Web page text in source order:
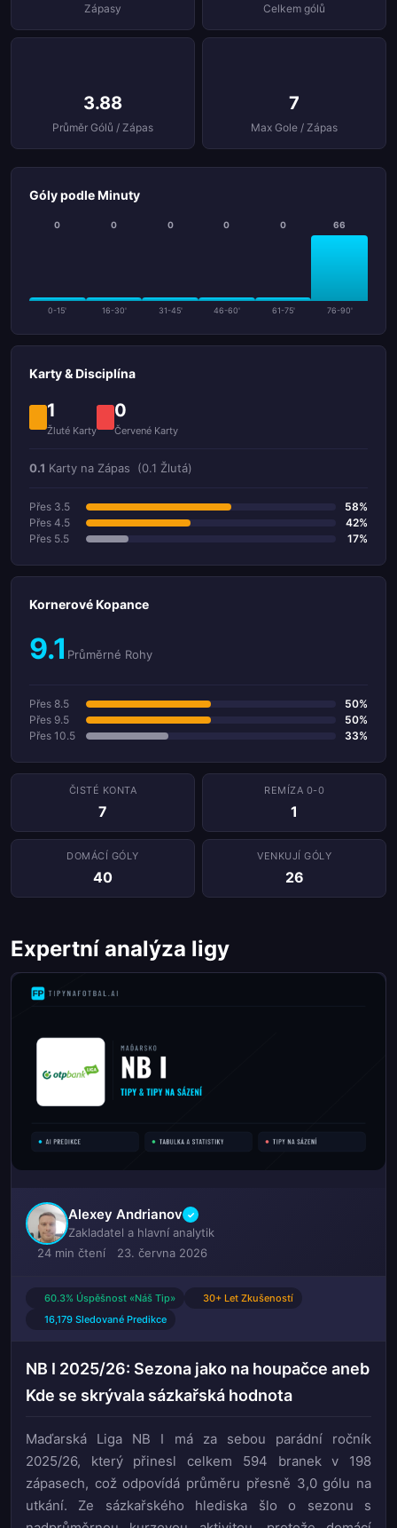
Zápasy Celkem gólů
3.88
Průměr Gólů / Zápas
7
Max Gole / Zápas
Góly podle Minuty
0
0-15'
0
16-30'
0
31-45'
0
46-60'
0
61-75'
66
76-90'
Karty & Disciplína
1
Žluté Karty
0
Červené Karty
0.1 Karty na Zápas (0.1 Žlutá)
Přes 3.5
58%
Přes 4.5
42%
Přes 5.5
17%
Kornerové Kopance
9.1 Průměrné Rohy
Přes 8.5
50%
Přes 9.5
50%
Přes 10.5
33%
ČISTÉ KONTA
7
REMÍZA 0-0
1
DOMÁCÍ GÓLY
40
VENKUJÍ GÓLY
26
Expertní analýza ligy
Alexey Andrianov ✓
Zakladatel a hlavní analytik
24 min čtení
23. června 2026
60.3% Úspěšnost «Náš Tip»
30+ Let Zkušeností
16,179 Sledované Predikce
NB I 2025/26: Sezona jako na houpačce aneb
Kde se skrývala sázkařská hodnota
Maďarská Liga NB I má za sebou parádní ročník
2025/26, který přinesl celkem 594 branek v 198
zápasech, což odpovídá průměru přesně 3,0 gólu na
utkání. Ze sázkařského hlediska šlo o sezonu s